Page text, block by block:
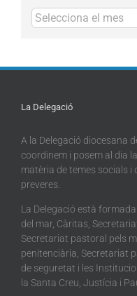
Arxius
La Delegació
A la Delegació diocesana
coordinem i posem al dia
matèria de temes socials i
preveres.
La Delegació està
del mar, Càritas,
Secretariat pastoral pels
penitenciària, Secretariat
de seguretat i les
la Santa Creu, Justícia i